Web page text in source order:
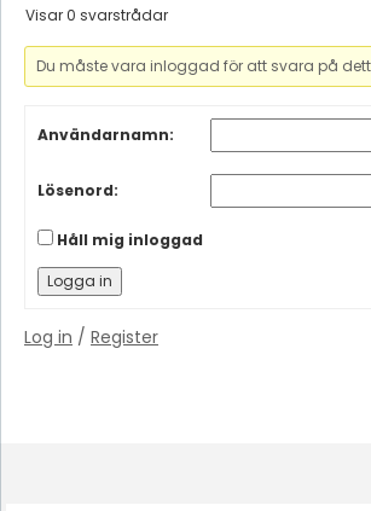
Visar 0 svarstrådar
Du måste vara inloggad för att svara på
Användarnamn:
Lösenord:
Håll mig inloggad
Logga in
Log in / Register